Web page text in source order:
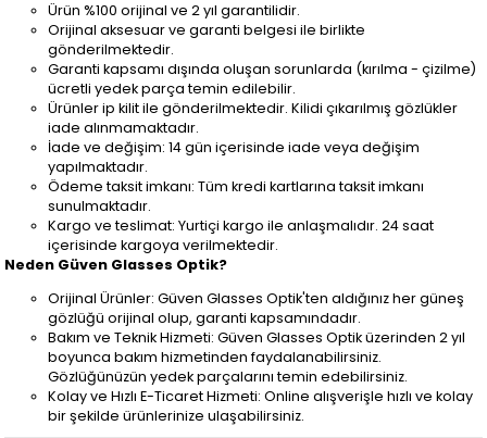
Ürün %100 orijinal ve 2 yıl garantilidir.
Orijinal aksesuar ve garanti belgesi ile birlikte
gönderilmektedir.
Garanti kapsamı dışında oluşan sorunlarda (kırılma - çizilme)
ücretli yedek parça temin edilebilir.
Ürünler ip kilit ile gönderilmektedir. Kilidi çıkarılmış gözlükler
iade alınmamaktadır.
İade ve değişim: 14 gün içerisinde iade veya değişim
yapılmaktadır.
Ödeme taksit imkanı: Tüm kredi kartlarına taksit imkanı
sunulmaktadır.
Kargo ve teslimat: Yurtiçi kargo ile anlaşmalıdır. 24 saat
içerisinde kargoya verilmektedir.
Neden Güven Glasses Optik?
Orijinal Ürünler: Güven Glasses Optik'ten aldığınız her güneş
gözlüğü orijinal olup, garanti kapsamındadır.
Bakım ve Teknik Hizmeti: Güven Glasses Optik üzerinden 2 yıl
boyunca bakım hizmetinden faydalanabilirsiniz.
Gözlüğünüzün yedek parçalarını temin edebilirsiniz.
Kolay ve Hızlı E-Ticaret Hizmeti: Online alışverişle hızlı ve kolay
bir şekilde ürünlerinize ulaşabilirsiniz.